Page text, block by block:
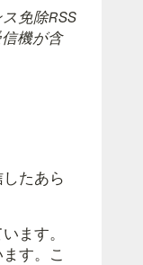
免除RSS
機が含
たあら
ます。
す。こ